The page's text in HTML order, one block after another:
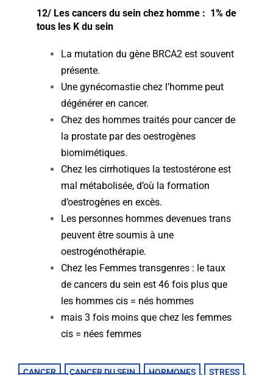
12/ Les cancers du sein chez homme : 1% de
tous les K du sein
La mutation du gène BRCA2 est souvent
présente.
Une gynécomastie chez l’homme peut
dégénérer en cancer.
Chez des hommes traités pour cancer de
la prostate par des oestrogènes
biomimétiques.
Chez les cirrhotiques la testostérone est
mal métabolisée, d’où la formation
d’oestrogènes en excès.
Les personnes hommes devenues trans
peuvent être soumis à une
oestrogénothérapie.
Chez les Femmes transgenres : le taux
de cancers du sein est 46 fois plus que
les hommes cis = nés hommes
mais 3 fois moins que chez les femmes
cis = nées femmes
CANCER , CANCER DU SEIN , HORMONES , STRESS ,